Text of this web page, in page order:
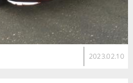
2023.02.10